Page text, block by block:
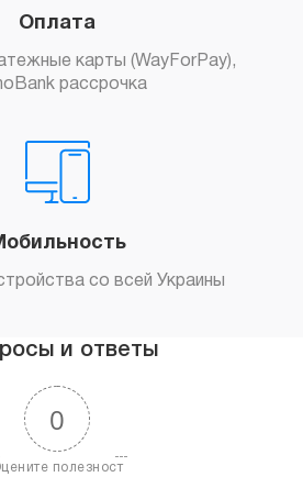
Оплата
карты (WayForPay),
рассрочка
со всей Украины
и ответы
0
полезност